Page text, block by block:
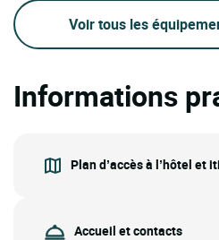
Voir tous les
Informations
Plan d’accès à l’hôtel et
Accueil et contacts